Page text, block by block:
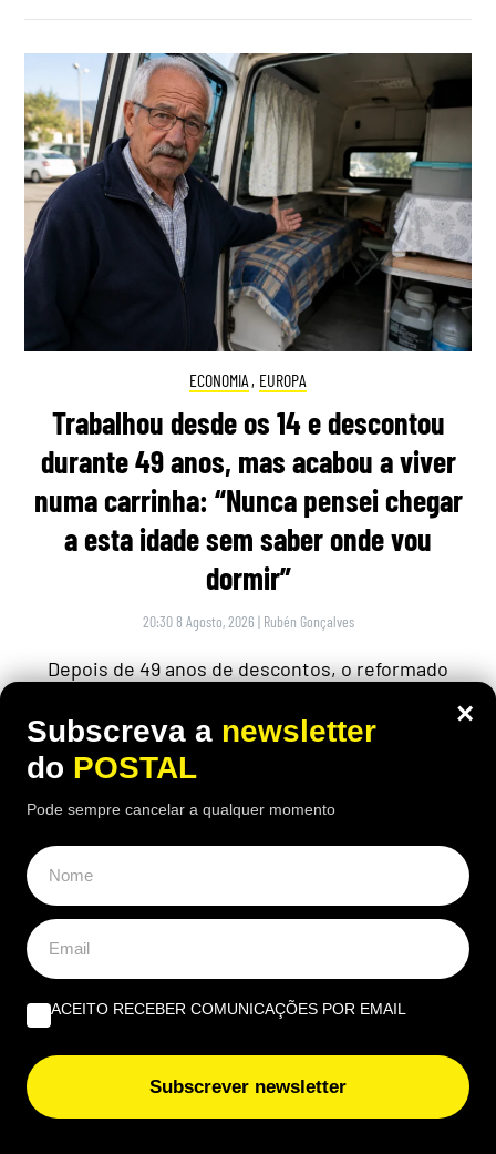
ECONOMIA , EUROPA
Trabalhou desde os 14 e descontou
durante 49 anos, mas acabou a viver
numa carrinha: “Nunca pensei chegar
a esta idade sem saber onde vou
dormir”
20:30 8 Agosto, 2026 | Rubén Gonçalves
Depois de 49 anos de descontos, o reformado
conseguir pagar uma renda
Nova taxa em compras online ‘apanha’ europeus de
surpresa: União Europeia esclarece quem não deve
pagar
Dê uma ‘vista de olhos’ à sua carteira: estas moedas de
2€ podem valer até 4.500€
Funcionário de aeroporto avisa: se tiver este acessório
na mala esta pode “não chegar ao avião”
×
Subscreva a newsletter
do POSTAL
Pode sempre cancelar a qualquer momento
ACEITO RECEBER COMUNICAÇÕES POR EMAIL
Subscrever newsletter